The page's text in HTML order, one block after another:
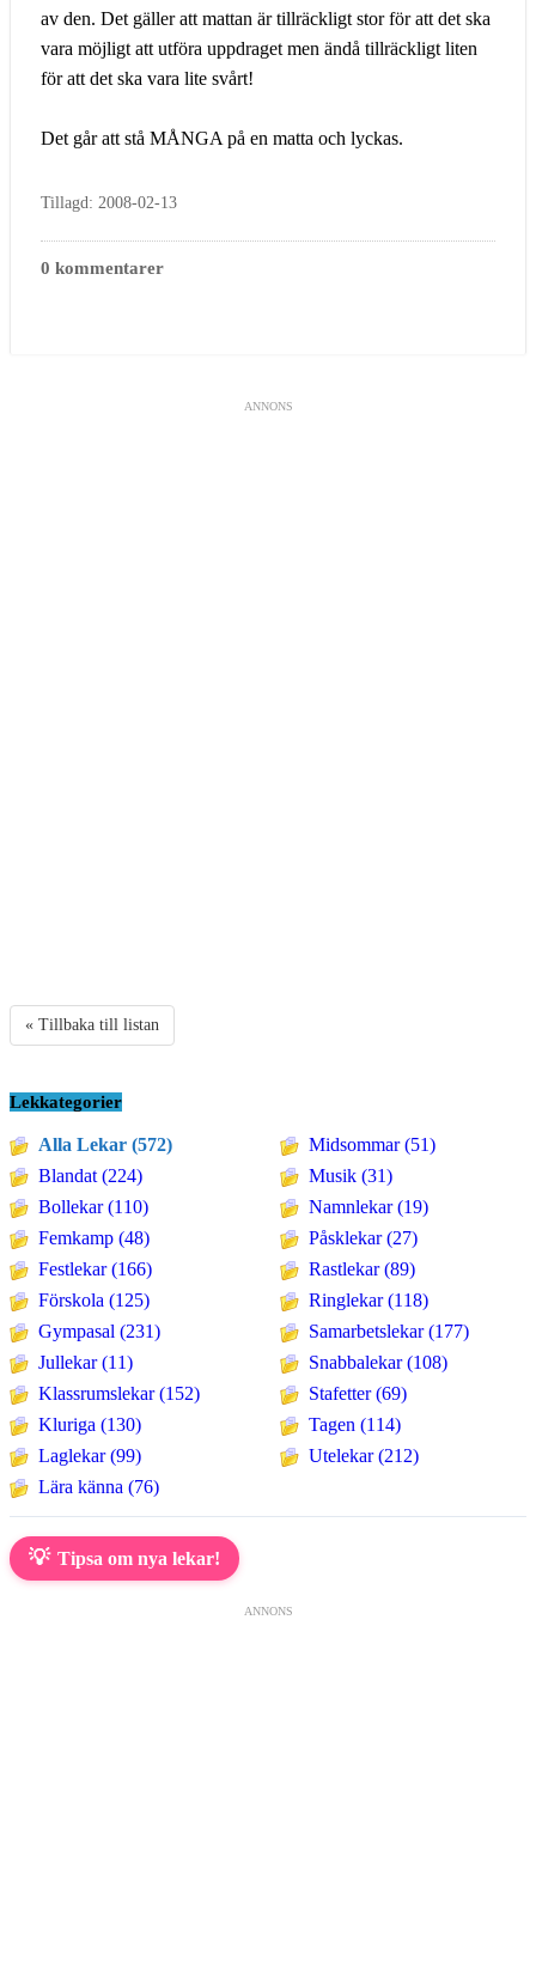
av den. Det gäller att mattan är tillräckligt stor för att det ska
vara möjligt att utföra uppdraget men ändå tillräckligt liten
för att det ska vara lite svårt!
Det går att stå MÅNGA på en matta och lyckas.
Tillagd: 2008-02-13
0 kommentarer
ANNONS
« Tillbaka till listan
Lekkategorier
Alla Lekar (572)
Blandat (224)
Bollekar (110)
Femkamp (48)
Festlekar (166)
Förskola (125)
Gympasal (231)
Jullekar (11)
Klassrumslekar (152)
Kluriga (130)
Laglekar (99)
Lära känna (76)
Midsommar (51)
Musik (31)
Namnlekar (19)
Påsklekar (27)
Rastlekar (89)
Ringlekar (118)
Samarbetslekar (177)
Snabbalekar (108)
Stafetter (69)
Tagen (114)
Utelekar (212)
💡 Tipsa om nya lekar!
ANNONS